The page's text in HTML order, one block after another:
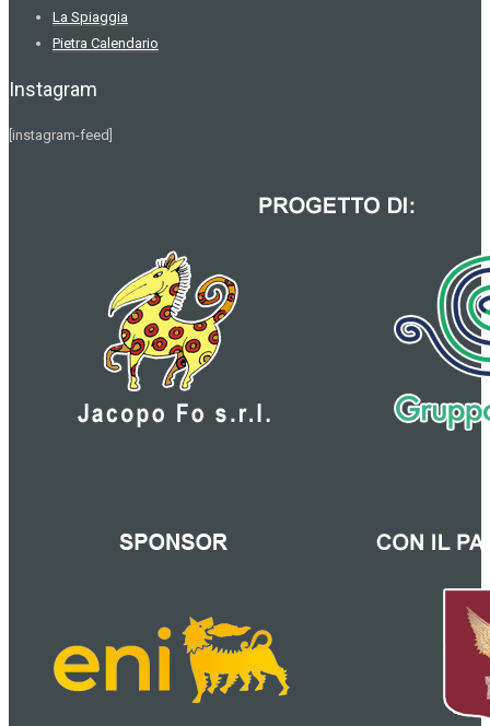
La Spiaggia
Pietra Calendario
Instagram
[instagram-feed]